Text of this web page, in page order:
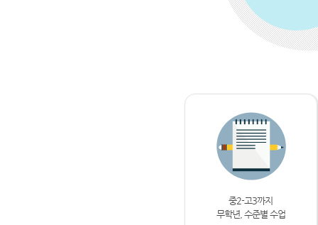
중2-고3까지
무학년, 수준별 수업